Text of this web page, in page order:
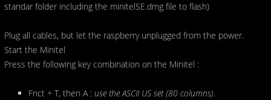
standar folder including the minitelSE.dmg file to flash)
Plug all cables, but let the raspberry unplugged from the power.
Start the Minitel
Press the following key combination on the Minitel :
Fnct + T, then A : use the ASCII US set (80 columns).